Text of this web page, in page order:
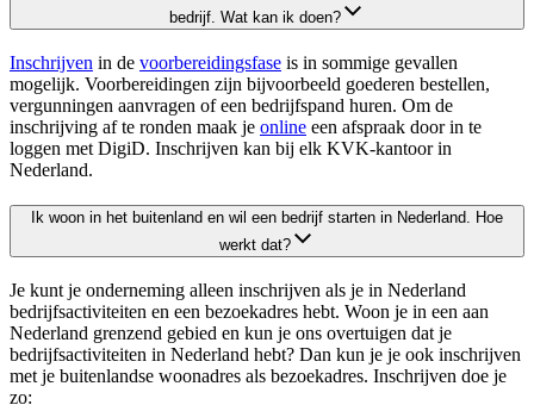
bedrijf. Wat kan ik doen?
Inschrijven in de voorbereidingsfase is in sommige gevallen
mogelijk. Voorbereidingen zijn bijvoorbeeld goederen bestellen,
vergunningen aanvragen of een bedrijfspand huren. Om de
inschrijving af te ronden maak je online een afspraak door in te
loggen met DigiD. Inschrijven kan bij elk KVK-kantoor in
Nederland.
Ik woon in het buitenland en wil een bedrijf starten in Nederland. Hoe
werkt dat?
Je kunt je onderneming alleen inschrijven als je in Nederland
bedrijfsactiviteiten en een bezoekadres hebt. Woon je in een aan
Nederland grenzend gebied en kun je ons overtuigen dat je
bedrijfsactiviteiten in Nederland hebt? Dan kun je je ook inschrijven
met je buitenlandse woonadres als bezoekadres. Inschrijven doe je
zo: